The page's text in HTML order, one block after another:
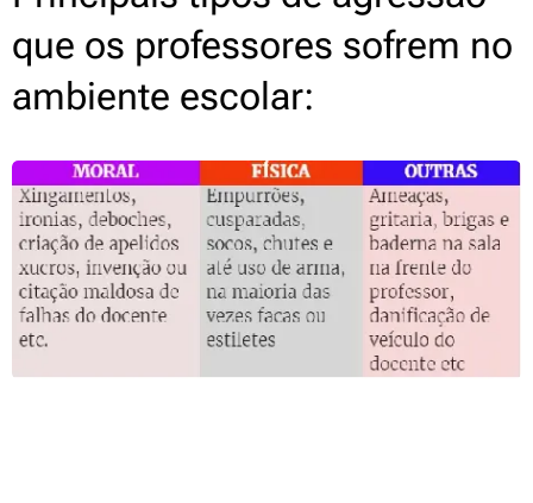
que os professores sofrem no
ambiente escolar: